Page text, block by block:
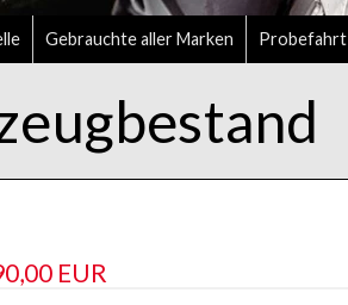
Gebrauchte aller Marken Probefahrt
EUR